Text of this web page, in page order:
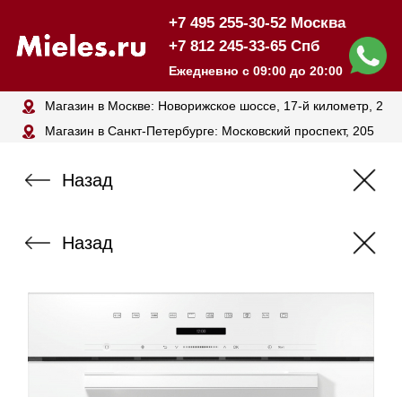
+7 495 255-30-52 Москва
Ежедневно с 09:00 до 20:00
Магазин в Москве: Новорижское шоссе, 17-й километр, 2
Магазин в Санкт-Петербурге: Московский проспект, 205
Назад
Назад